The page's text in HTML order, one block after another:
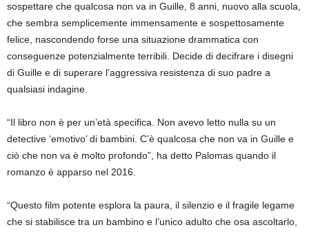
sospettare che qualcosa non va in Guille, 8 anni, nuovo alla scuola,
che sembra semplicemente immensamente e sospettosamente
felice, nascondendo forse una situazione drammatica con
conseguenze potenzialmente terribili. Decide di decifrare i disegni
di Guille e di superare l’aggressiva resistenza di suo padre a
qualsiasi indagine.
“Il libro non è per un’età specifica. Non avevo letto nulla su un
detective ‘emotivo’ di bambini. C’è qualcosa che non va in Guille e
ciò che non va è molto profondo”, ha detto Palomas quando il
romanzo è apparso nel 2016.
“Questo film potente esplora la paura, il silenzio e il fragile legame
che si stabilisce tra un bambino e l’unico adulto che osa ascoltarlo,